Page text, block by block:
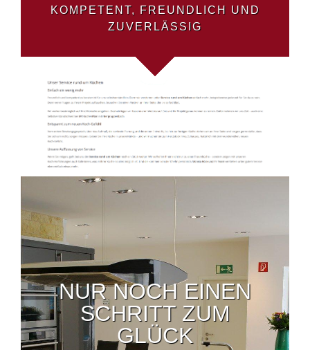
KOMPETENT, FREUNDLICH UND
ZUVERLÄSSIG
NUR NOCH EINEN
SCHRITT ZUM
GLÜCK